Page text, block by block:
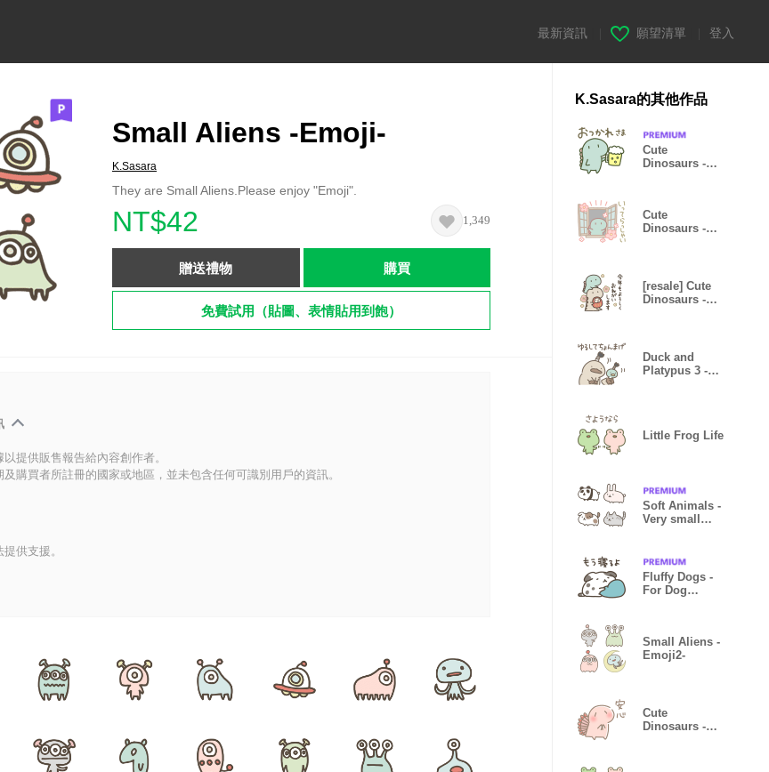
最新資訊 願望清單 登入
Small Aliens -Emoji-
K.Sasara
They are Small Aliens.Please enjoy "Emoji".
NT$42 1,349
贈送禮物 購買
免費試用（貼圖、表情貼用到飽）
提供販售報告給內容創作者。
購買者所註冊的國家或地區，並未包含任何可識別用戶的資訊。
供支援。
K.Sasara的其他作品
Cute
Dinosaurs -All
Cute
Dinosaurs -
[resale] Cute
Dinosaurs -
Duck and
Platypus 3 -
Little Frog Life
Soft Animals -
Very small
Fluffy Dogs -
For Dog
Small Aliens -
Emoji2-
Cute
Dinosaurs -